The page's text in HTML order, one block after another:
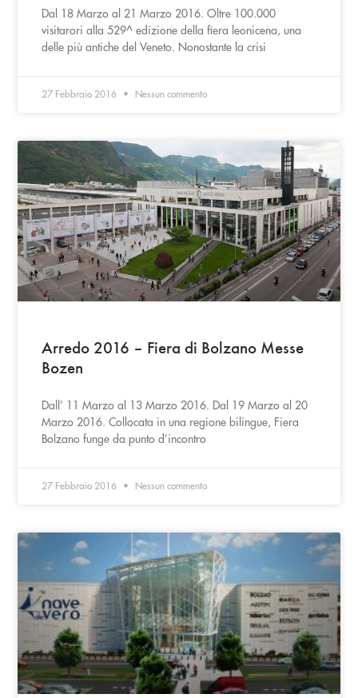
Dal 18 Marzo al 21 Marzo 2016. Oltre 100.000
visitarori alla 529^ edizione della fiera leonicena, una
delle più antiche del Veneto. Nonostante la crisi
27 Febbraio 2016 Nessun commento
Arredo 2016 – Fiera di Bolzano Messe
Bozen
Dall’ 11 Marzo al 13 Marzo 2016. Dal 19 Marzo al 20
Marzo 2016. Collocata in una regione bilingue, Fiera
Bolzano funge da punto d’incontro
27 Febbraio 2016 Nessun commento